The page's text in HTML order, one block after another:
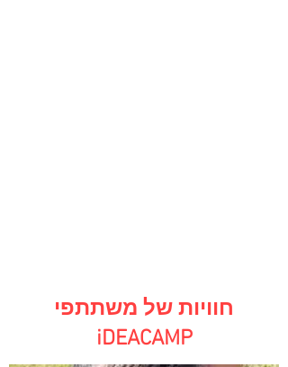
חוויות של משתתפי
iDEACAMP